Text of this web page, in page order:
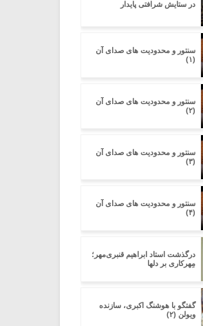
در ستایش شرافتی پایدار
سنتور و محدودیت‌ های صدای آن
(۱)
سنتور و محدودیت‌ های صدای آن
(۲)
سنتور و محدودیت‌ های صدای آن
(۳)
سنتور و محدودیت‌ های صدای آن
(۴)
درگذشت استاد ابراهیم قنبری‌مهر؛
مِهرکاری بر دلها
گفتگو با هوشنگ اکبری، سازنده
ویولن (۲)